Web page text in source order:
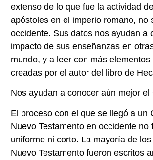
extenso de lo que fue la actividad
apóstoles en el imperio romano, no
occidente. Sus datos nos ayudan a
impacto de sus enseñanzas en
mundo, y a leer con más elementos
creadas por el autor del libro de
Nos ayudan a conocer aún mejor el
El proceso con el que se llegó a un
Nuevo Testamento en occidente no
uniforme ni corto. La mayoría de
Nuevo Testamento fueron escritos